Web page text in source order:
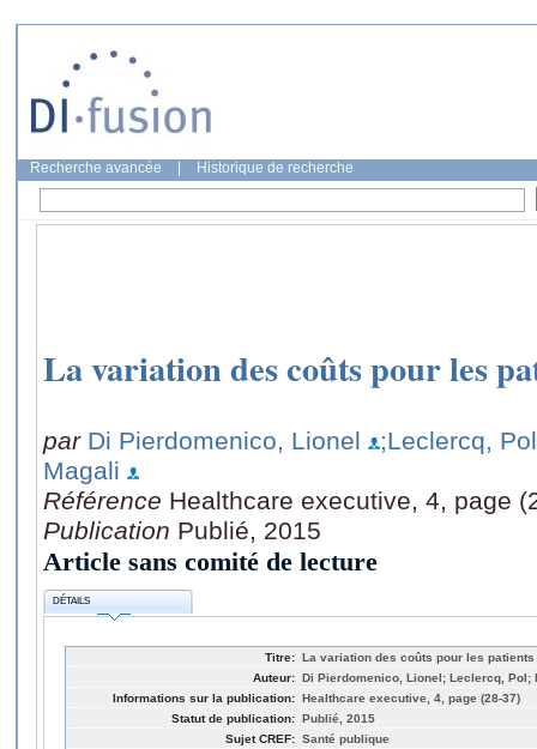
Recherche avancée Historique de recherche
La variation des coûts pour les
par Di Pierdomenico, Lionel
;Leclercq, Pol
Magali
Référence Healthcare executive, 4, page
Publication Publié, 2015
Article sans comité de lecture
DÉTAILS
Titre: La variation des coûts pour les
Auteur: Di Pierdomenico, Lionel; Leclercq, Pol;
Informations sur la publication: Healthcare executive, 4, page (28-37)
Statut de publication: Publié, 2015
Sujet CREF: Santé publique